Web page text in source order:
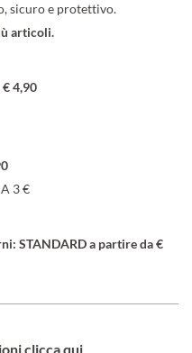
sicuro e protettivo.
articoli.
4,90
3 €
STANDARD a partire da €
clicca qui